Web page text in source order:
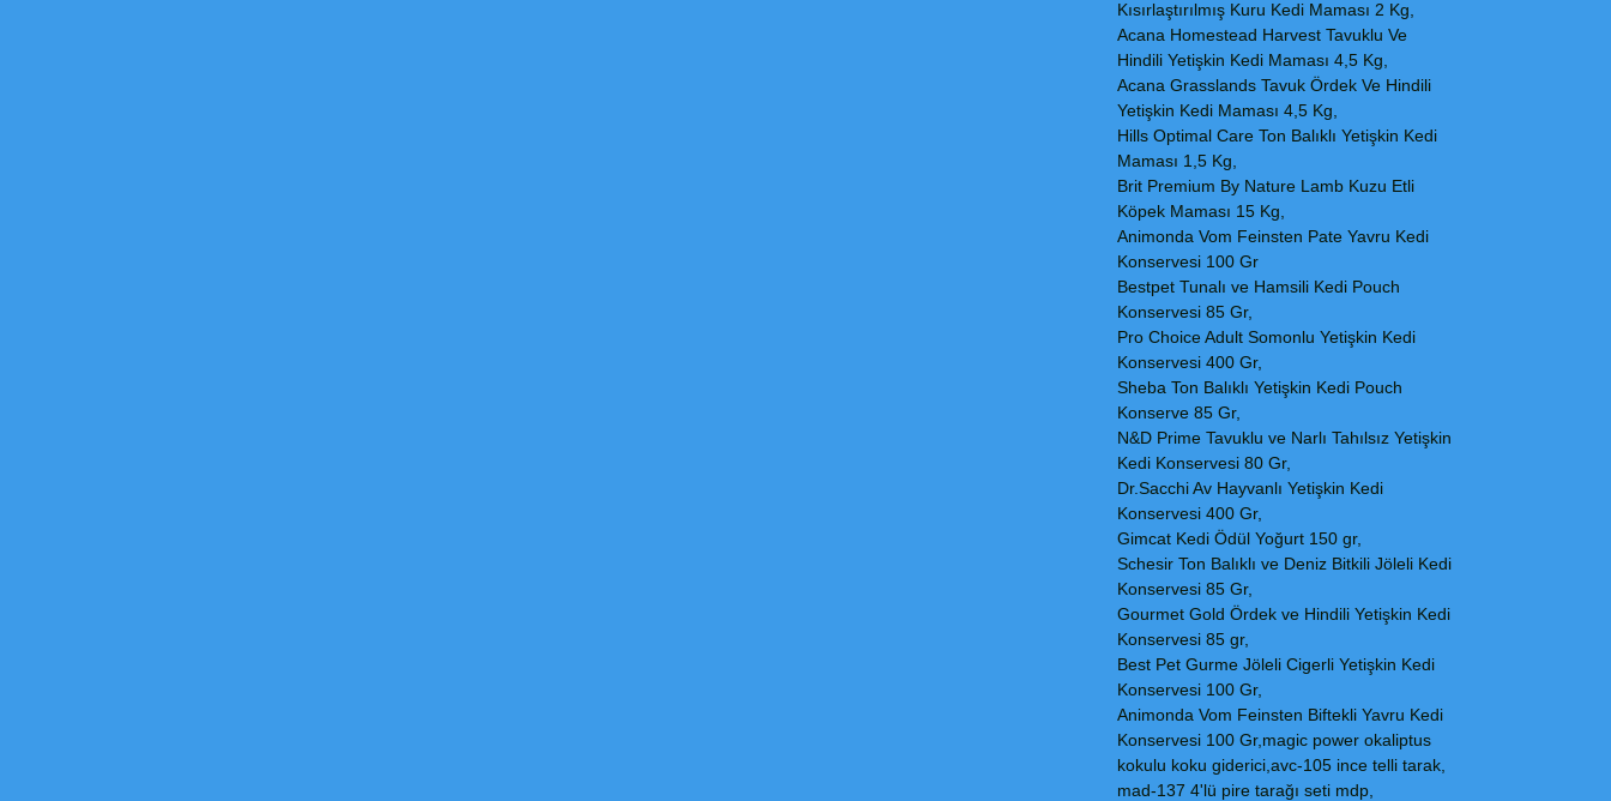
Kısırlaştırılmış Kuru Kedi Maması 2 Kg,
Acana Homestead Harvest Tavuklu Ve
Hindili Yetişkin Kedi Maması 4,5 Kg,
Acana Grasslands Tavuk Ördek Ve Hindili
Yetişkin Kedi Maması 4,5 Kg,
Hills Optimal Care Ton Balıklı Yetişkin Kedi
Maması 1,5 Kg,
Brit Premium By Nature Lamb Kuzu Etli
Köpek Maması 15 Kg,
Animonda Vom Feinsten Pate Yavru Kedi
Konservesi 100 Gr
Bestpet Tunalı ve Hamsili Kedi Pouch
Konservesi 85 Gr,
Pro Choice Adult Somonlu Yetişkin Kedi
Konservesi 400 Gr,
Sheba Ton Balıklı Yetişkin Kedi Pouch
Konserve 85 Gr,
N&D Prime Tavuklu ve Narlı Tahılsız Yetişkin
Kedi Konservesi 80 Gr,
Dr.Sacchi Av Hayvanlı Yetişkin Kedi
Konservesi 400 Gr,
Gimcat Kedi Ödül Yoğurt 150 gr,
Schesir Ton Balıklı ve Deniz Bitkili Jöleli Kedi
Konservesi 85 Gr,
Gourmet Gold Ördek ve Hindili Yetişkin Kedi
Konservesi 85 gr,
Best Pet Gurme Jöleli Cigerli Yetişkin Kedi
Konservesi 100 Gr,
Animonda Vom Feinsten Biftekli Yavru Kedi
Konservesi 100 Gr,magic power okaliptus
kokulu koku giderici,avc-105 ince telli tarak,
mad-137 4'lü pire tarağı seti mdp,